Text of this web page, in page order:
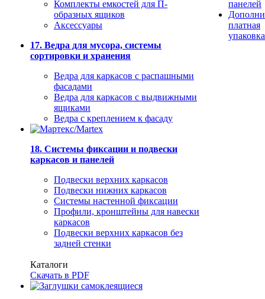
Комплекты емкостей для П-
образных ящиков
Аксессуары
17. Ведра для мусора, системы
сортировки и хранения
Ведра для каркасов с распашными
фасадами
Ведра для каркасов с выдвижными
ящиками
Ведра с креплением к фасаду
18. Системы фиксации и подвески
каркасов и панелей
Подвески верхних каркасов
Подвески нижних каркасов
Системы настенной фиксации
Профили, кронштейны для навески
каркасов
Подвески верхних каркасов без
задней стенки
Каталоги
Скачать в PDF
панелей
платная
упаковка